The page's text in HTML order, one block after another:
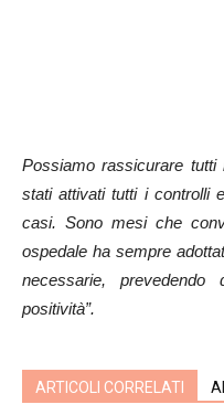
Possiamo rassicurare
stati attivati tutti i controlli
casi. Sono mesi che
ospedale ha sempre
necessarie,
positività”.
ARTICOLI CORRELATI